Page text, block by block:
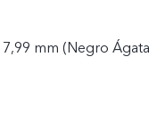
mm (Negro